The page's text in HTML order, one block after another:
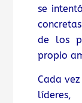
se
de los
propio
Cada